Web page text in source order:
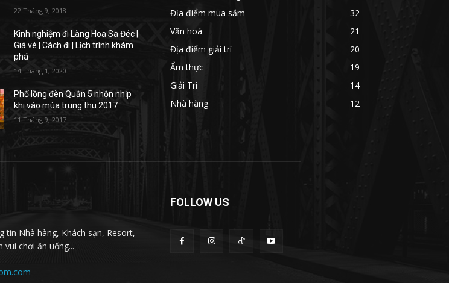
22 Tháng 9, 2018
Kinh nghiệm đi Làng Hoa Sa Đéc |
Giá vé | Cách đi | Lịch trình khám
phá
14 Tháng 1, 2020
Phố lồng đèn Quận 5 nhộn nhịp
khi vào mùa trung thu 2017
11 Tháng 9, 2017
Địa điểm mua sắm
32
Văn hoá
21
Địa điểm giải trí
20
Ẩm thực
19
Giải Trí
14
Nhà hàng
12
tin Nhà hàng, Khách sạn, Resort,
chơi ăn uống...
FOLLOW US